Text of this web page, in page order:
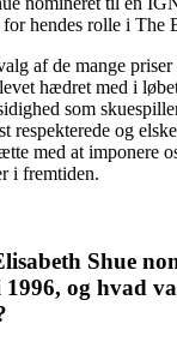
hendes rolle i The
af de mange
hædret med i
som
respekterede og
med at imponere
i fremtiden.
Shue
og hvad